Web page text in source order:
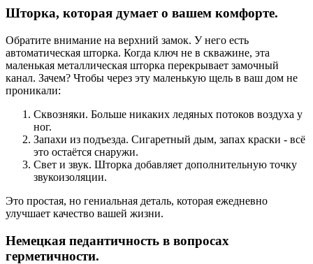
Шторка, которая думает о вашем комфорте.
Обратите внимание на верхний замок. У него есть
автоматическая шторка. Когда ключ не в скважине, эта
маленькая металлическая шторка перекрывает замочный
канал. Зачем? Чтобы через эту маленькую щель в ваш дом не
проникали:
Сквозняки. Больше никаких ледяных потоков воздуха у
ног.
Запахи из подъезда. Сигаретный дым, запах краски - всё
это остаётся снаружи.
Свет и звук. Шторка добавляет дополнительную точку
звукоизоляции.
Это простая, но гениальная деталь, которая ежедневно
улучшает качество вашей жизни.
Немецкая педантичность в вопросах
герметичности.